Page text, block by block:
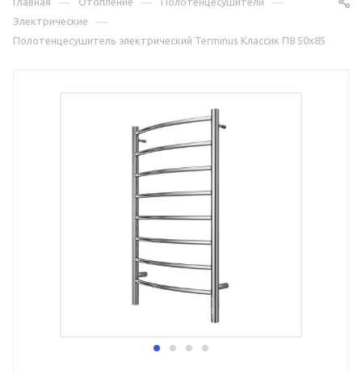
Электрические —
Полотенцесушитель электрический Terminus Классик П8 50х85